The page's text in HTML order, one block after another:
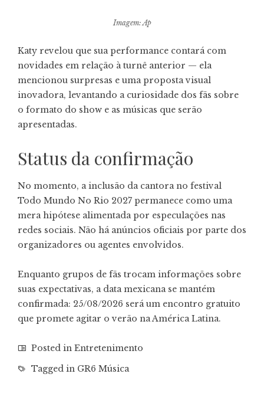
Imagem: Ap
Katy revelou que sua performance contará com
novidades em relação à turnê anterior — ela
mencionou surpresas e uma proposta visual
inovadora, levantando a curiosidade dos fãs sobre
o formato do show e as músicas que serão
apresentadas.
Status da confirmação
No momento, a inclusão da cantora no festival
Todo Mundo No Rio 2027 permanece como uma
mera hipótese alimentada por especulações nas
redes sociais. Não há anúncios oficiais por parte dos
organizadores ou agentes envolvidos.
Enquanto grupos de fãs trocam informações sobre
suas expectativas, a data mexicana se mantém
confirmada: 25/08/2026 será um encontro gratuito
que promete agitar o verão na América Latina.
Posted in Entretenimento
Tagged in GR6 Música